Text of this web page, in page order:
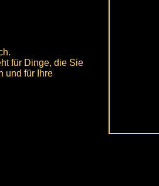
für Dinge, die Sie
und für Ihre